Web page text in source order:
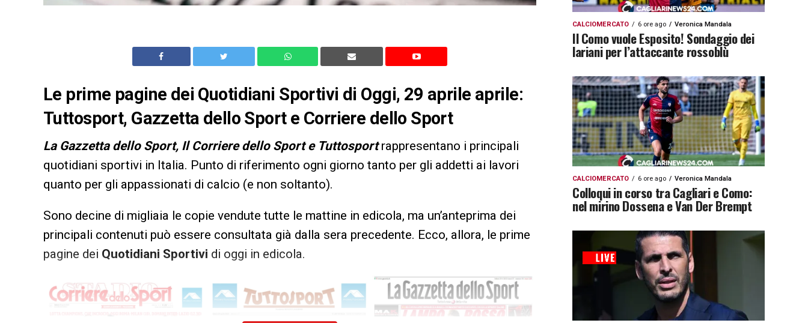
Le prime pagine dei Quotidiani Sportivi di Oggi, 29 aprile aprile:
Tuttosport, Gazzetta dello Sport e Corriere dello Sport
La Gazzetta dello Sport, Il Corriere dello Sport e Tuttosportrappresentano i principali
quotidiani sportivi in Italia. Punto di riferimento ogni giorno tanto per gli addetti ai lavori
quanto per gli appassionati di calcio (e non soltanto).
Sono decine di migliaia le copie vendute tutte le mattine in edicola, ma un’anteprima dei
principali contenuti può essere consultata già dalla sera precedente. Ecco, allora, le prime
pagine dei Quotidiani Sportivi di oggi in edicola.
CALCIOMERCATO 6 ore ago Veronica Mandala
Il Como vuole Esposito! Sondaggio dei
lariani per l’attaccante rossoblù
CALCIOMERCATO 6 ore ago Veronica Mandala
Colloqui in corso tra Cagliari e Como:
nel mirino Dossena e Van Der Brempt